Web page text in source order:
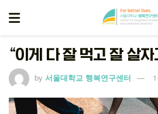
“이게 다 잘 먹고 잘 살자
by 서울대학교 행복연구센터